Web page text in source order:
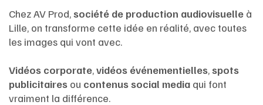
Chez AV Prod,société de production audiovisuelle à
Lille, on transforme cette idée en réalité, avec toutes
les images qui vont avec.
Vidéos corporate,vidéos événementielles,spots
publicitaires ou contenus social media qui font
vraiment la différence.